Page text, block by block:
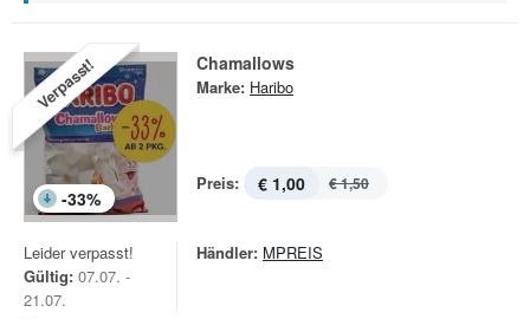
Verpasst!
-33%
Chamallows
Marke: Haribo
Preis: € 1,00 € 1,50
Leider verpasst!
Gültig: 07.07. -
21.07.
Händler: MPREIS